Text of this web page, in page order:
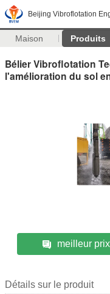
Beijing Vibroflotation
Maison Produits
Bélier Vibroflotation
l'amélioration du sol
meilleur prix
Détails sur le produit